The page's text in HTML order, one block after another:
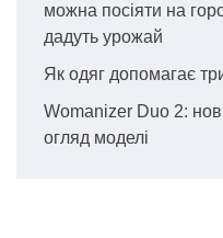
можна посіяти на
дадуть урожай
Як одяг допомагає
Womanizer Duo 2:
огляд моделі